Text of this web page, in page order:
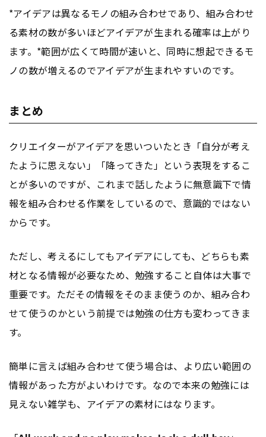
*アイデアは異なるモノの組み合わせであり、組み合わせ
る素材の数が多いほどアイデアが生まれる確率は上がり
ます。*範囲が広くて時間が速いと、同時に想起できるモ
ノの数が増えるのでアイデアが生まれやすいのです。
まとめ
クリエイターがアイデアを思いついたとき「自分が考え
たように思えない」「降ってきた」という表現をするこ
とが多いのですが、これまで話したように無意識下で情
報を組み合わせる作業をしているので、意識的ではない
からです。
ただし、考えるにしてもアイデアにしても、どちらも素
材となる情報が必要なため、勉強すること自体は大事で
重要です。ただその情報をそのまま使うのか、組み合わ
せて使うのかという前提では勉強の仕方も変わってきま
す。
簡単に言えば組み合わせて使う場合は、より広い範囲の
情報があった方がよいわけです。なので本来の勉強には
見えない雑学も、アイデアの素材にはなります。